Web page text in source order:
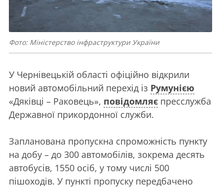
Фото: Міністерство інфраструктури України
У Чернівецькій області офіційно відкрили
новий автомобільний перехід із Румунією
«Дяківці – Раковець», повідомляє пресслужба
Державної прикордонної служби.
Запланована пропускна спроможність пункту
на добу – до 300 автомобілів, зокрема десять
автобусів, 1550 осіб, у тому числі 500
пішоходів. У пункті пропуску передбачено